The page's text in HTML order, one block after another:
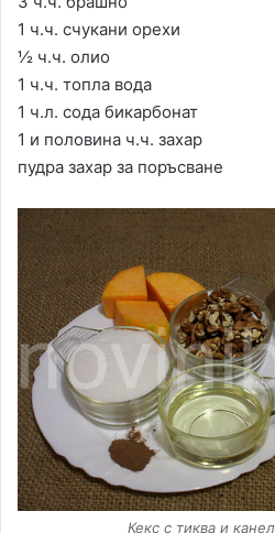
1 ч.ч. счукани орехи
½ ч.ч. олио
1 ч.ч. топла вода
1 ч.л. сода бикарбонат
1 и половина ч.ч. захар
пудра захар за поръсване
Кекс с тиква и